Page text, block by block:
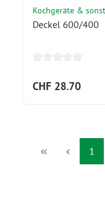
Kochgeräte &
Deckel 600/400
CHF 28.70
Seite
1